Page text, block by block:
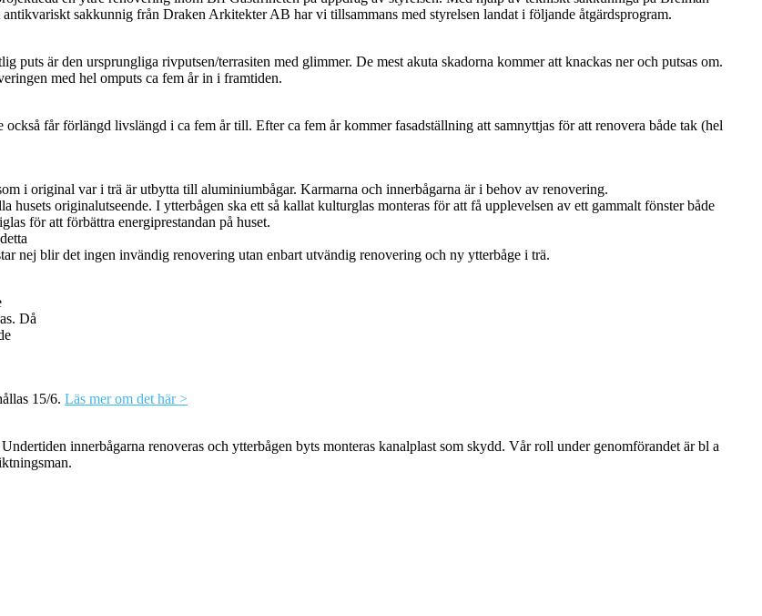
sakkunnig från Draken Arkitekter AB har vi tillsammans med styrelsen landat i följande åtgärdsprogram.
är den ursprungliga rivputsen/terrasiten med glimmer. De mest akuta skadorna kommer att knackas ner och putsas om.
med hel omputs ca fem år in i framtiden.
får förlängd livslängd i ca fem år till. Efter ca fem år kommer fasadställning att samnyttjas för att renovera både tak (hel
i original var i trä är utbytta till aluminiumbågar. Karmarna och innerbågarna är i behov av renovering.
husets originalutseende. I ytterbågen ska ett så kallat kulturglas monteras för att få upplevelsen av ett gammalt fönster både
för att förbättra energiprestandan på huset.
nej blir det ingen invändig renovering utan enbart utvändig renovering och ny ytterbåge i trä.
Då
15/6. Läs mer om det här >
innerbågarna renoveras och ytterbågen byts monteras kanalplast som skydd. Vår roll under genomförandet är bl a